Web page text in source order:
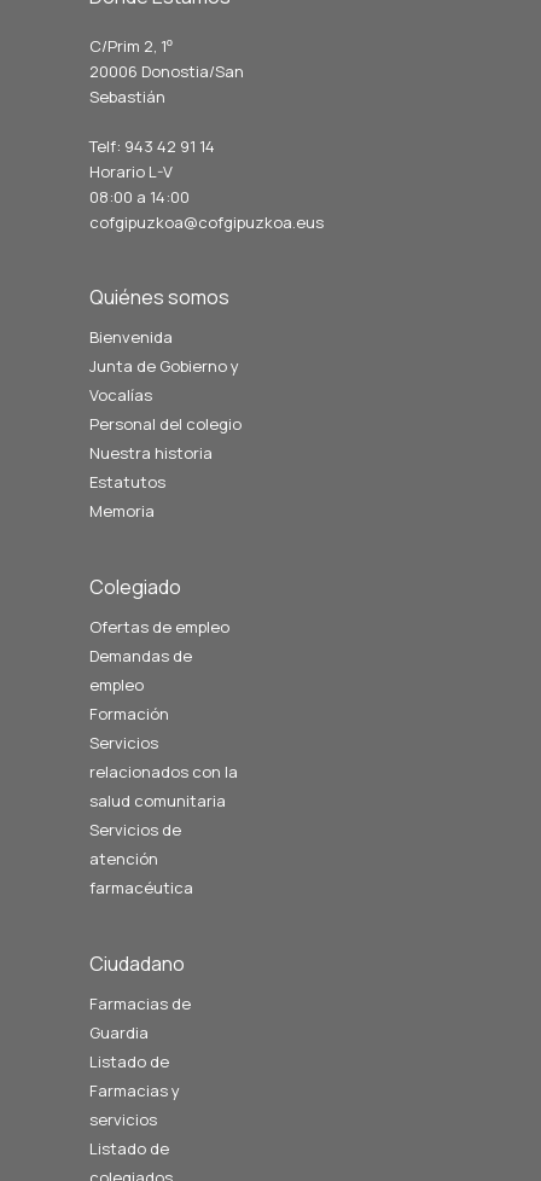
C/Prim 2, 1º
20006 Donostia/San
Sebastián
Telf: 943 42 91 14
Horario L-V
08:00 a 14:00
cofgipuzkoa@cofgipuzkoa.eus
Quiénes somos
Bienvenida
Junta de Gobierno y
Vocalías
Personal del colegio
Nuestra historia
Estatutos
Memoria
Colegiado
Ofertas de empleo
Demandas de
empleo
Formación
Servicios
relacionados con la
salud comunitaria
Servicios de
atención
farmacéutica
Ciudadano
Farmacias de
Guardia
Listado de
Farmacias y
servicios
Listado de